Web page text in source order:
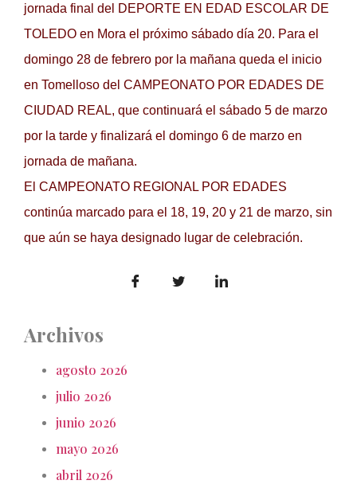
jornada final del DEPORTE EN EDAD ESCOLAR DE
TOLEDO en Mora el próximo sábado día 20. Para el
domingo 28 de febrero por la mañana queda el inicio
en Tomelloso del CAMPEONATO POR EDADES DE
CIUDAD REAL, que continuará el sábado 5 de marzo
por la tarde y finalizará el domingo 6 de marzo en
jornada de mañana.
El CAMPEONATO REGIONAL POR EDADES
continúa marcado para el 18, 19, 20 y 21 de marzo, sin
que aún se haya designado lugar de celebración.
Archivos
agosto 2026
julio 2026
junio 2026
mayo 2026
abril 2026